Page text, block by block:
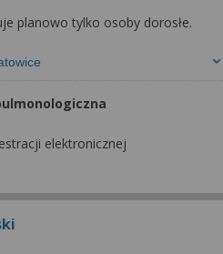
planowo tylko osoby dorosłe.
elektronicznej